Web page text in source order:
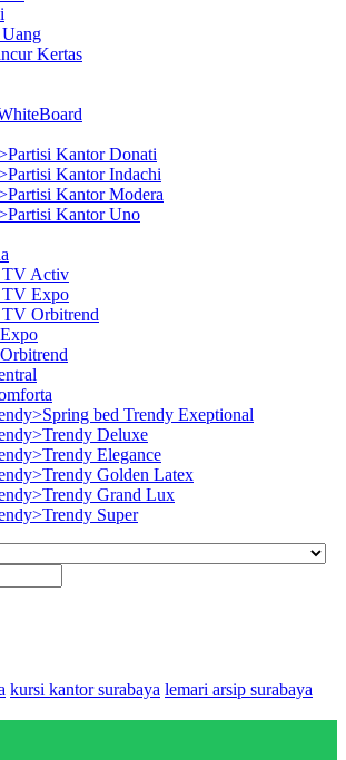
Kertas
Kantor Donati
Kantor Indachi
Kantor Modera
Kantor Uno
TV Activ
Expo
Orbitrend
bed Trendy Exeptional
Deluxe
Elegance
Golden Latex
Grand Lux
Super
kursi kantor surabaya lemari arsip surabaya